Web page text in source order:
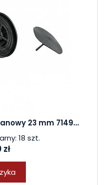
23 mm 7149...
18 szt.
zł